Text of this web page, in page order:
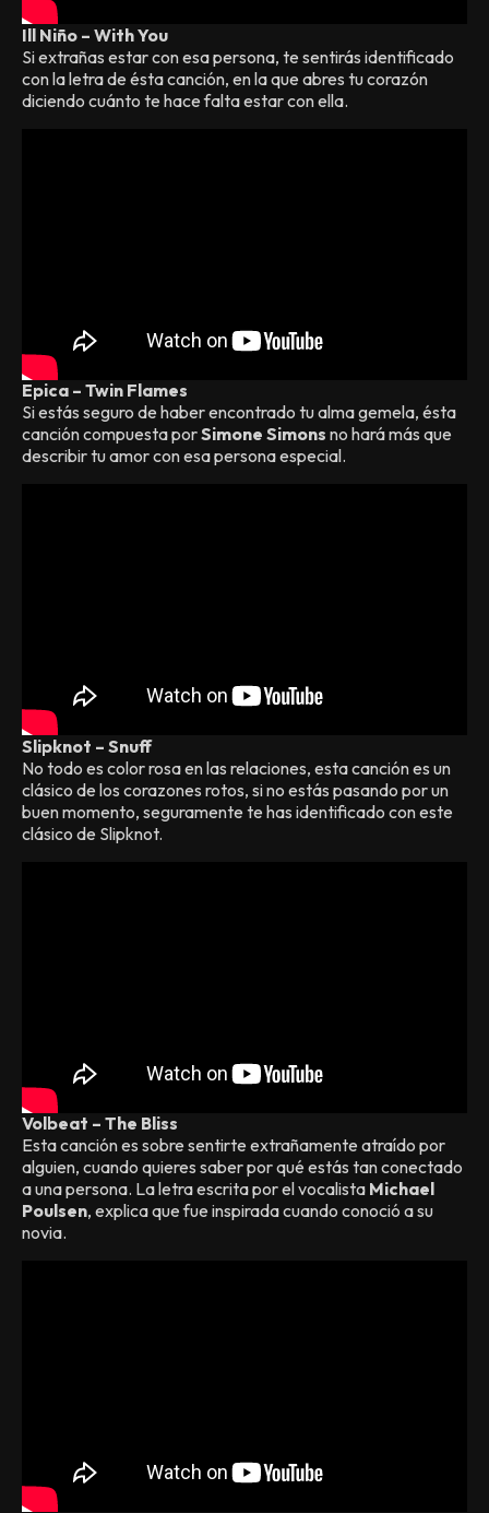
Ill Niño – With You
Si extrañas estar con esa persona, te sentirás identificado
con la letra de ésta canción, en la que abres tu corazón
diciendo cuánto te hace falta estar con ella.
Epica – Twin Flames
Si estás seguro de haber encontrado tu alma gemela, ésta
canción compuesta porSimone Simons no hará más que
describir tu amor con esa persona especial.
Slipknot – Snuff
No todo es color rosa en las relaciones, esta canción es un
clásico de los corazones rotos, si no estás pasando por un
buen momento, seguramente te has identificado con este
clásico de Slipknot.
Volbeat – The Bliss
Esta canción es sobre sentirte extrañamente atraído por
alguien, cuando quieres saber por qué estás tan conectado
a una persona. La letra escrita por el vocalista Michael
Poulsen, explica que fue inspirada cuando conoció a su
novia.